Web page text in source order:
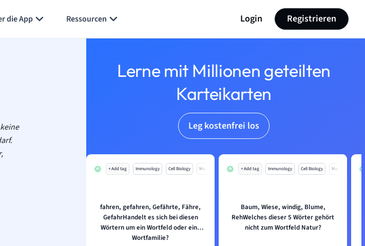
die App Ressourcen Login Registrieren
Lerne mit Millionen geteilten
Karteikarten
Leg kostenfrei los
+ Add tag Immunology Cell Biology Mo
fahren, gefahren, Gefährte, Fähre,
GefahrHandelt es sich bei diesen
Wörtern um ein Wortfeld oder eine
Wortfamilie?
+ Add tag Immunology Cell Biology Mo
Baum, Wiese, windig, Blume,
RehWelches dieser 5 Wörter gehört
nicht zum Wortfeld Natur?